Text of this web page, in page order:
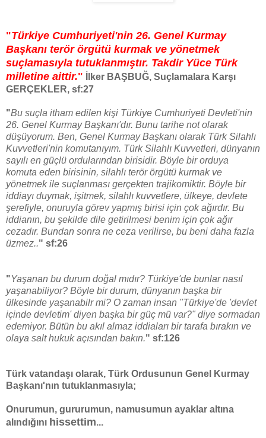
"Türkiye Cumhuriyeti'nin 26. Genel Kurmay
Başkanı terör örgütü kurmak ve yönetmek
suçlamasıyla tutuklanmıştır. Takdir Yüce Türk
milletine aittir."
İlker BAŞBUĞ, Suçlamalara Karşı
GERÇEKLER, sf:27
"Bu suçla itham edilen kişi Türkiye Cumhuriyeti Devleti'nin
26. Genel Kurmay Başkanı'dır. Bunu tarihe not olarak
düşüyorum. Ben, Genel Kurmay Başkanı olarak Türk Silahlı
Kuvvetleri'nin komutanıyım. Türk Silahlı Kuvvetleri, dünyanın
sayılı en güçlü ordularından birisidir. Böyle bir orduya
komuta eden birisinin, silahlı terör örgütü kurmak ve
yönetmek ile suçlanması gerçekten trajikomiktir. Böyle bir
iddiayı duymak, işitmek, silahlı kuvvetlere, ülkeye, devlete
şerefiyle, onuruyla görev yapmış birisi için çok ağırdır. Bu
iddianın, bu şekilde dile getirilmesi benim için çok ağır
cezadır. Bundan sonra ne ceza verilirse, bu beni daha fazla
üzmez.." sf:26
"Yaşanan bu durum doğal mıdır? Türkiye'de bunlar nasıl
yaşanabiliyor? Böyle bir durum, dünyanın başka bir
ülkesinde yaşanabilr mi? O zaman insan "Türkiye'de 'devlet
içinde devletim' diyen başka bir güç mü var?" diye sormadan
edemiyor. Bütün bu akıl almaz iddiaları bir tarafa bırakın ve
olaya salt hukuk açısından bakın." sf:126
Türk vatandaşı olarak, Türk Ordusunun Genel Kurmay
Başkanı'nın tutuklanmasıyla;
Onurumun, gururumun, namusumun ayaklar altına
alındığını hissettim...